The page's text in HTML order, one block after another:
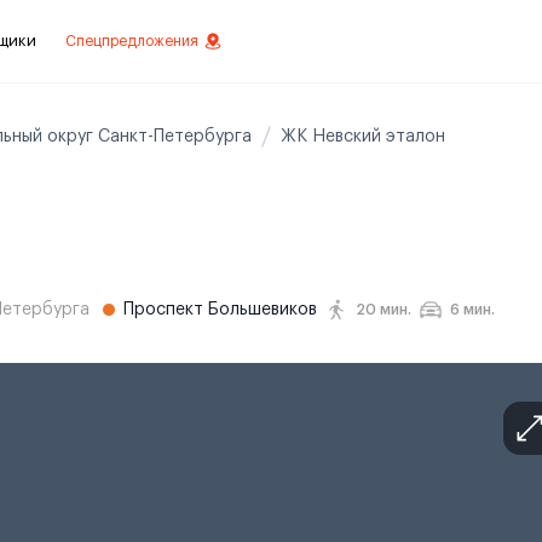
Спецпредложения
округ Санкт-Петербурга ЖК Невский эталон
Проспект Большевиков 20 мин. 6 мин.